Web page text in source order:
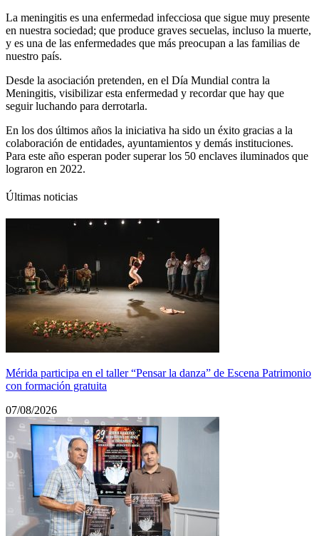
La meningitis es una enfermedad infecciosa que sigue muy presente
en nuestra sociedad; que produce graves secuelas, incluso la muerte,
y es una de las enfermedades que más preocupan a las familias de
nuestro país.
Desde la asociación pretenden, en el Día Mundial contra la
Meningitis, visibilizar esta enfermedad y recordar que hay que
seguir luchando para derrotarla.
En los dos últimos años la iniciativa ha sido un éxito gracias a la
colaboración de entidades, ayuntamientos y demás instituciones.
Para este año esperan poder superar los 50 enclaves iluminados que
lograron en 2022.
Últimas noticias
Mérida participa en el taller “Pensar la danza” de Escena Patrimonio
con formación gratuita
07/08/2026